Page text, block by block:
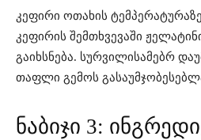
კეფირი ოთახის
კეფირის შემთხვევაში
გაიხსნება. სურვილისამებრ
თაფლი გემოს
ნაბიჯი 3: